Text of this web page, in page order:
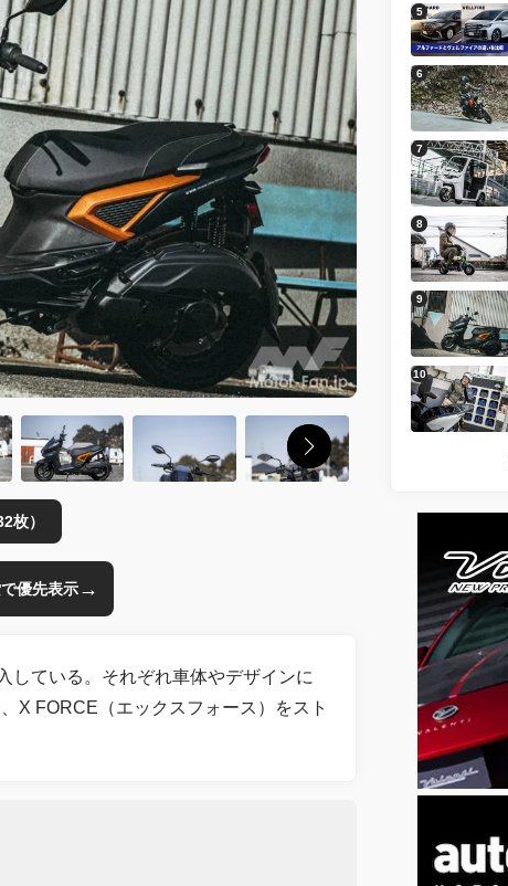
枚）
優先表示→
している。それぞれ車体やデザインに
X FORCE（エックスフォース）をスト